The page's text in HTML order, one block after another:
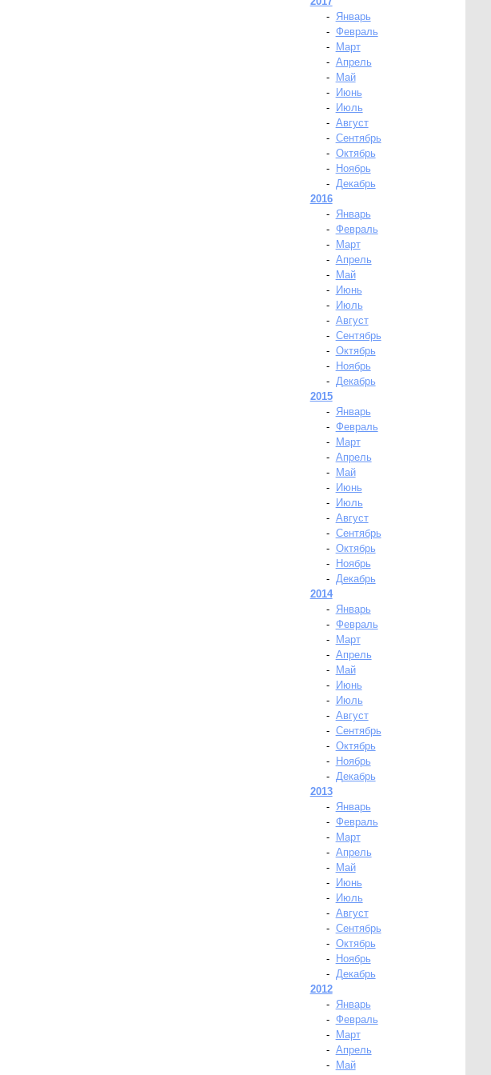
-
Январь
- Февраль
-
Март
- Апрель
-
Май
-
Июнь
-
Июль
- Август
- Сентябрь
- Октябрь
-
Ноябрь
- Декабрь
2016
-
Январь
- Февраль
-
Март
- Апрель
-
Май
-
Июнь
-
Июль
- Август
- Сентябрь
- Октябрь
-
Ноябрь
- Декабрь
2015
-
Январь
- Февраль
-
Март
- Апрель
-
Май
-
Июнь
-
Июль
- Август
- Сентябрь
- Октябрь
-
Ноябрь
- Декабрь
2014
-
Январь
- Февраль
-
Март
- Апрель
-
Май
-
Июнь
-
Июль
- Август
- Сентябрь
- Октябрь
-
Ноябрь
- Декабрь
2013
-
Январь
- Февраль
-
Март
- Апрель
-
Май
-
Июнь
-
Июль
- Август
- Сентябрь
- Октябрь
-
Ноябрь
- Декабрь
2012
-
Январь
- Февраль
-
Март
- Апрель
-
Май